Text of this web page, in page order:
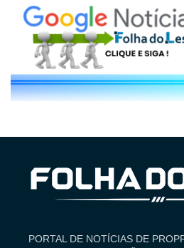
PORTAL DE NOTÍCIAS DE